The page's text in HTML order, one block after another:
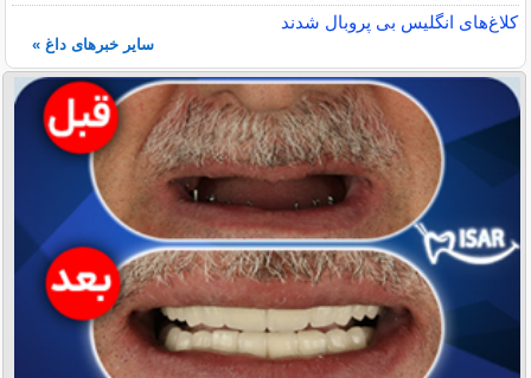
کلاغ‌های انگلیس بی پروبال شدند
سایر خبرهای داغ »